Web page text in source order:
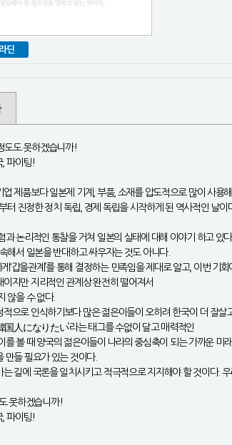
딘
도도 못하겠습니까!
, 파이팅!
제품보다 일본제 기계, 부품, 소재를 압도적으로 많이 사용
터 진정한 정치 독립, 경제 독립을 시작하게 된 역사적인 날
논리적인 통찰을 거쳐 일본의 실태에 대해 이야기 하고
해서 일본을 반대하고 싸우자는 것도 아니다.
‘갑을관계’를 통해 결정하는 민족임을 제대로 알고, 이번 기
지만 지리적인 관계상 완전히 떨어져서
않을 수 없다.
으로 인식하기보다 많은 젊은이들이 오히려 한국이 더 잘
国人になりたい’라는 태그를 수없이 달고 매력적인
를 볼 때 양국의 젊은이들이 나라의 중심축이 되는 가까운
만들 필요가 있는 것이다.
길에 국론을 일치시키고 적극적으로 지지해야 할 것이다.
못하겠습니까!
, 파이팅!